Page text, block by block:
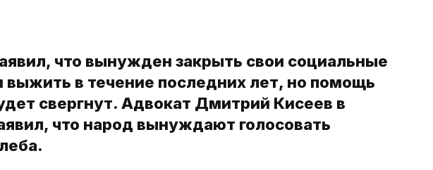
что вынужден закрыть свои социальные
в течение последних лет, но помощь
свергнут. Адвокат Дмитрий Кисеев в
что народ вынуждают голосовать